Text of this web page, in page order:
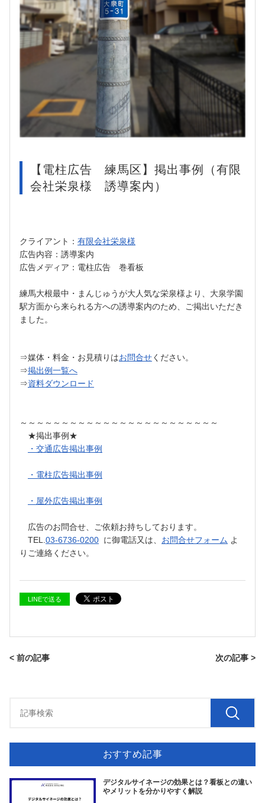
【電柱広告 練馬区】掲出事例（有限
会社栄泉様 誘導案内）
クライアント： 有限会社栄泉様
広告内容：誘導案内
広告メディア： 電柱広告 巻看板
練馬大根最中・まんじゅうが大人気な栄泉様より、 大泉学園
駅方面から来られる方への誘導案内のため、ご掲出いただき
ました。
⇒媒体・料金・お見積りはお問合せください。
⇒掲出例一覧へ
⇒資料ダウンロード
～～～～～～～～～～～～～～～～～～～～～～～～
★掲出事例★
・交通広告掲出事例
・電柱広告掲出事例
・屋外広告掲出事例
広告のお問合せ、ご依頼お持ちしております。
TEL. 03-6736-0200 に御電話又は、 お問合せフォーム よ
りご連絡ください。
LINEで送る
< 前の記事 次の記事 >
おすすめ記事
デジタルサイネージの効果とは？看板との違い
やメリットを分かりやすく解説